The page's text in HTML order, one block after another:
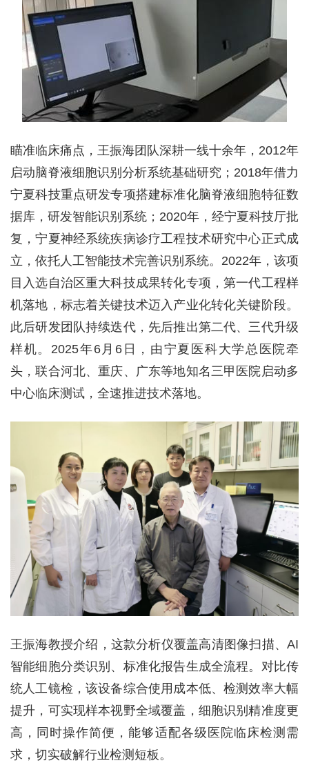
瞄准临床痛点，王振海团队深耕一线十余年，2012年
启动脑脊液细胞识别分析系统基础研究；2018年借力
宁夏科技重点研发专项搭建标准化脑脊液细胞特征数
据库，研发智能识别系统；2020年，经宁夏科技厅批
复，宁夏神经系统疾病诊疗工程技术研究中心正式成
立，依托人工智能技术完善识别系统。2022年，该项
目入选自治区重大科技成果转化专项，第一代工程样
机落地，标志着关键技术迈入产业化转化关键阶段。
此后研发团队持续迭代，先后推出第二代、三代升级
样机。2025年6月6日，由宁夏医科大学总医院牵
头，联合河北、重庆、广东等地知名三甲医院启动多
中心临床测试，全速推进技术落地。
王振海教授介绍，这款分析仪覆盖高清图像扫描、AI
智能细胞分类识别、标准化报告生成全流程。对比传
统人工镜检，该设备综合使用成本低、检测效率大幅
提升，可实现样本视野全域覆盖，细胞识别精准度更
高，同时操作简便，能够适配各级医院临床检测需
求，切实破解行业检测短板。